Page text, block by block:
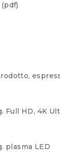
HD, 4K
plasma LED